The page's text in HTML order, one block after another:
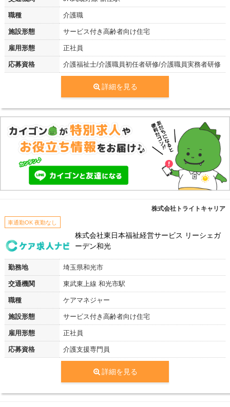
職種 介護職
施設形態 サービス付き高齢者向け住宅
雇用形態 正社員
応募資格 介護福祉士/介護職員初任者研修/介護職員実務者研修
詳細を見る
株式会社トライトキャリア
車通勤OK 夜勤なし
株式会社東日本福祉経営サービス リーシェガ
ーデン和光
勤務地 埼玉県和光市
交通機関 東武東上線 和光市駅
職種 ケアマネジャー
施設形態 サービス付き高齢者向け住宅
雇用形態 正社員
応募資格 介護支援専門員
詳細を見る